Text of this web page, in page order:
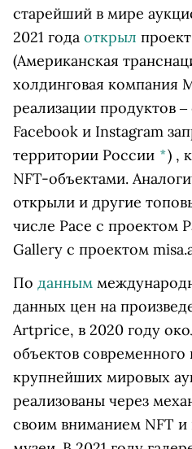
старейший в мире
2021 года открыл
(Американская
холдинговая компания
реализации продуктов
Facebook и Instagram
территории России *) ,
NFT-объектами.
открыли и другие
числе Pace с проектом
Gallery с проектом
По данным
данных цен на
Artprice, в 2020 году
объектов современного
крупнейших мировых
реализованы через
своим вниманием NFT и